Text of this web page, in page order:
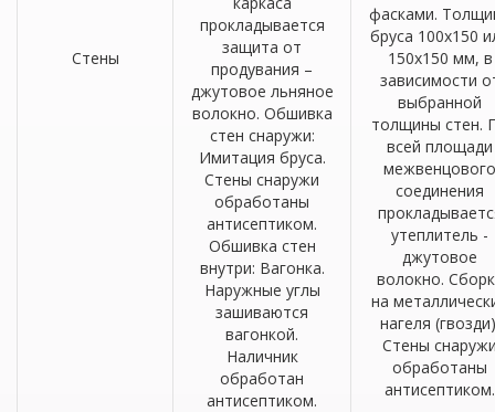
Стены
прокладывается
защита от
продувания –
джутовое льняное
волокно. Обшивка
стен снаружи:
Имитация бруса.
Стены снаружи
обработаны
антисептиком.
Обшивка стен
внутри: Вагонка.
Наружные углы
зашиваются
вагонкой.
Наличник
обработан
антисептиком.
фасками.
бруса 100х150
150х150 мм, в
зависимости
выбранной
толщины стен.
всей площади
межвенцового
соединения
утеплитель -
джутовое
волокно.
на
нагеля
Стены
обработаны
антисептиком.